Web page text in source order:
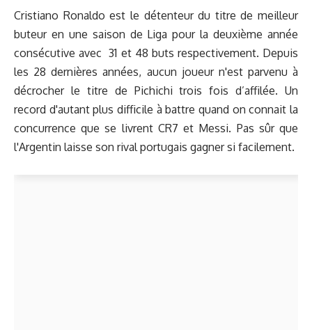
Cristiano Ronaldo est le détenteur du titre de meilleur
buteur en une saison de Liga pour la deuxième année
consécutive avec 31 et 48 buts respectivement. Depuis
les 28 dernières années, aucun joueur n'est parvenu à
décrocher le titre de Pichichi trois fois d’affilée. Un
record d'autant plus difficile à battre quand on connait la
concurrence que se livrent CR7 et Messi. Pas sûr que
l'Argentin laisse son rival portugais gagner si facilement.